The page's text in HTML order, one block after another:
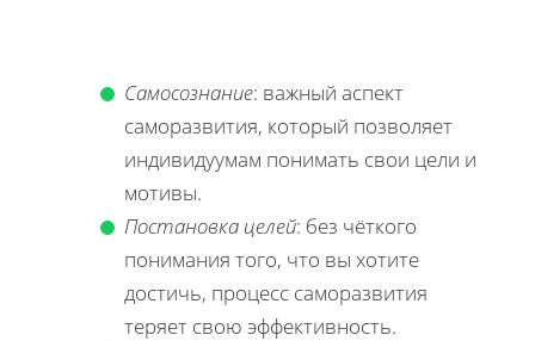
Самосознание: важный аспект
саморазвития, который позволяет
индивидуумам понимать свои цели и
мотивы.
Постановка целей: без чёткого
понимания того, что вы хотите
достичь, процесс саморазвития
теряет свою эффективность.